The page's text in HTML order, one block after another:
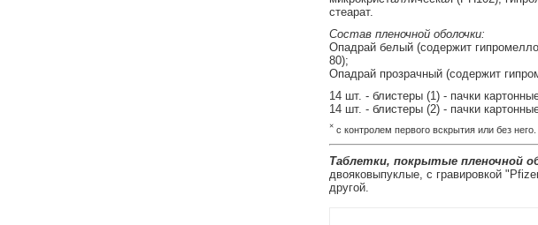
стеарат.
Состав пленочной оболочки:
Опадрай белый (содержит
80);
Опадрай прозрачный (содержит
14 шт. - блистеры (1) - пачки
14 шт. - блистеры (2) - пачки
×с контролем первого вскрытия или без него.
Таблетки, покрытые пленочной
двояковыпуклые, с гравировкой
другой.